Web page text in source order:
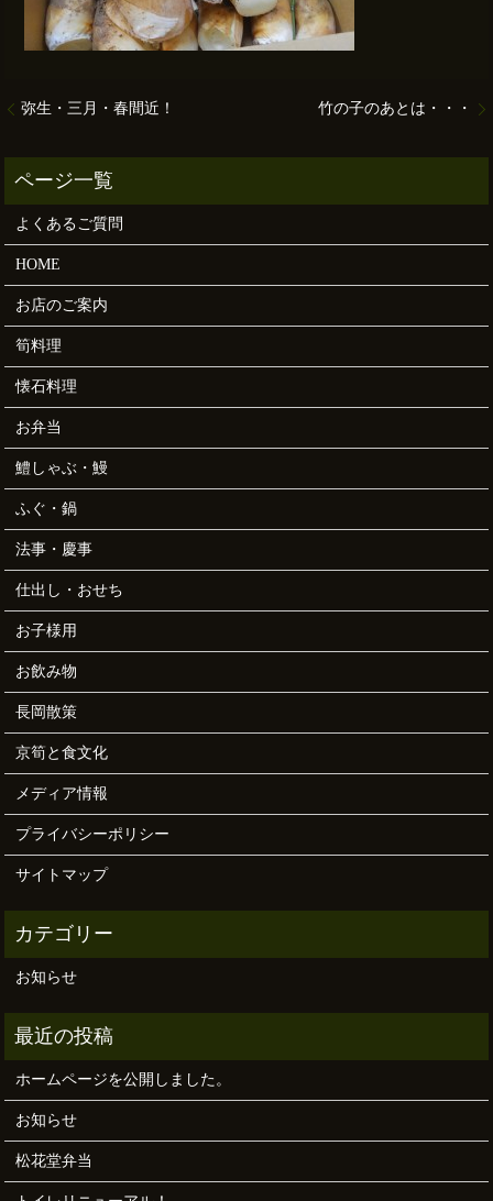
弥生・三月・春間近！ 竹の子のあとは・・・
よくあるご質問
HOME
お店のご案内
筍料理
懐石料理
お弁当
鱧しゃぶ・鰻
ふぐ・鍋
法事・慶事
仕出し・おせち
お子様用
お飲み物
長岡散策
京筍と食文化
メディア情報
プライバシーポリシー
サイトマップ
お知らせ
ホームページを公開しました。
お知らせ
松花堂弁当